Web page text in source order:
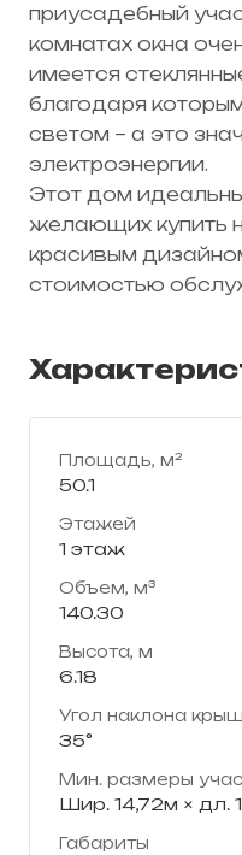
приусадебный
комнатах окна
имеется
благодаря
светом – а это
электроэнергии.
Этот дом
желающих купить
красивым
стоимостью
Площадь, м²
50.1
Этажей
1 этаж
Объем, м³
140.30
Высота, м
6.18
Угол наклона
35°
Мин. размеры
Шир. 14,72м × дл.
Габариты